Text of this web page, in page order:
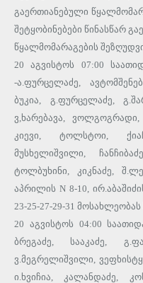
გაერთიანებული
შეტყობინებები წინასწარ
წყალმომარაგების
20 აგვისტოს 07:00
-ა.ფურცელაძე,
ბუკია, გ.ფურცელაძე,
ვ,ხარებავა, ვოლგოგრადი,
კიევი, ტოლსტოი,
მუსხელიშვილი,
ტოლბუხინი, კიკნაძე,
აპრილის N 8-10,
23-25-27-29-31
20 აგვისტოს 04:00
ბრეგაძე, სააკაძე,
ვ.მეგრელიშვილი,
ი.ხვიჩია, კალანდაძე,